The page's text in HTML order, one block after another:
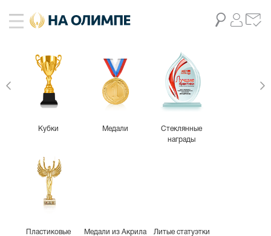
Кубки Медали
Стеклянные
награды
Пластиковые
Медали из Акрила Литые статуэтки